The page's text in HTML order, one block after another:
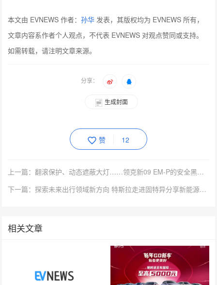
本文由 EVNEWS 作者：孙华 发表，其版权均为 EVNEWS 所有，
文章内容系作者个人观点，不代表 EVNEWS 对观点赞同或支持。
如需转载，请注明文章来源。
分享：
生成封面
赞 12
上一篇：翻滚保护、动态遮蔽大灯……领克新09 EM-P的安全黑科技有多强？
下一篇：探索未来出行领域新方向 特斯拉走进固特异分享新能源市场新视角
相关文章